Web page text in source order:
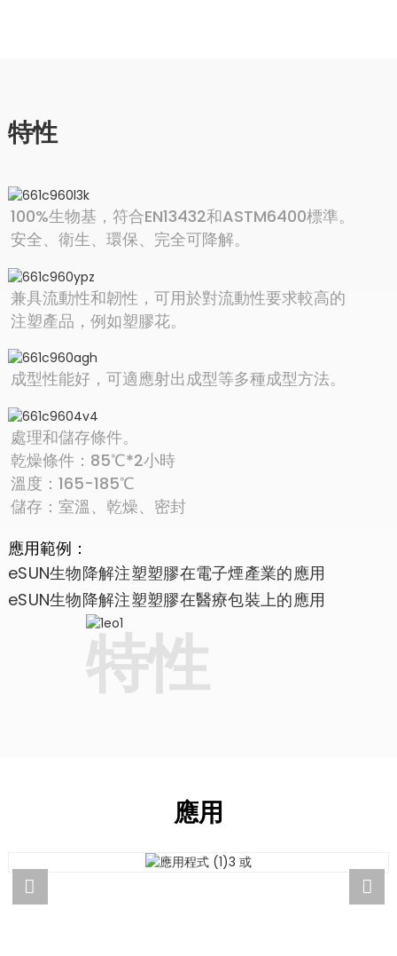
特性
100%生物基，符合EN13432和ASTM6400標準。
安全、衛生、環保、完全可降解。
兼具流動性和韌性，可用於對流動性要求較高的
注塑產品，例如塑膠花。
成型性能好，可適應射出成型等多種成型方法。
處理和儲存條件。
乾燥條件：85℃*2小時
溫度：165-185℃
儲存：室溫、乾燥、密封
應用範例：
eSUN生物降解注塑塑膠在電子煙產業的應用
eSUN生物降解注塑塑膠在醫療包裝上的應用
特性
應用